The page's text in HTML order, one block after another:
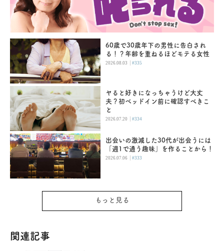
60歳で30歳年下の男性に告白され
る！？年齢を重ねるほどモテる女性
2026.08.03 |#335
ヤると好きになっちゃうけど大丈
夫？初ベッドイン前に確認すべきこ
と
2026.07.20 |#334
出会いの激減した30代が出会うには
「週1で通う趣味」を作ることから！
2026.07.06 |#333
もっと見る
関連記事